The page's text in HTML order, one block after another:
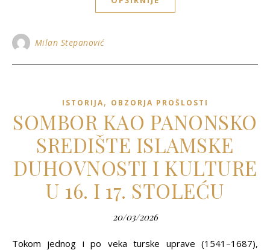
Milan Stepanović
ISTORIJA, OBZORJA PROŠLOSTI
SOMBOR KAO PANONSKO
SREDIŠTE ISLAMSKE
DUHOVNOSTI I KULTURE
U 16. I 17. STOLEĆU
20/03/2026
Tokom jednog i po veka turske uprave (1541–1687),